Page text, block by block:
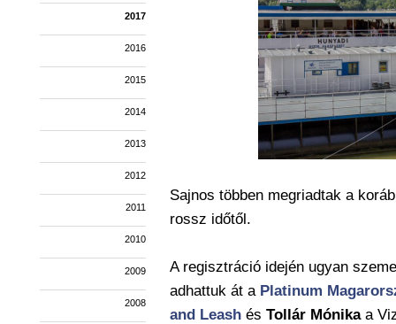
2017
2016
2015
2014
2013
2012
2011
2010
2009
2008
Sajnos többen megriadtak a
rossz időtől.
A regisztráció idején ugyan
adhattuk át a Platinum
and Leashés Tollár Mónikaa